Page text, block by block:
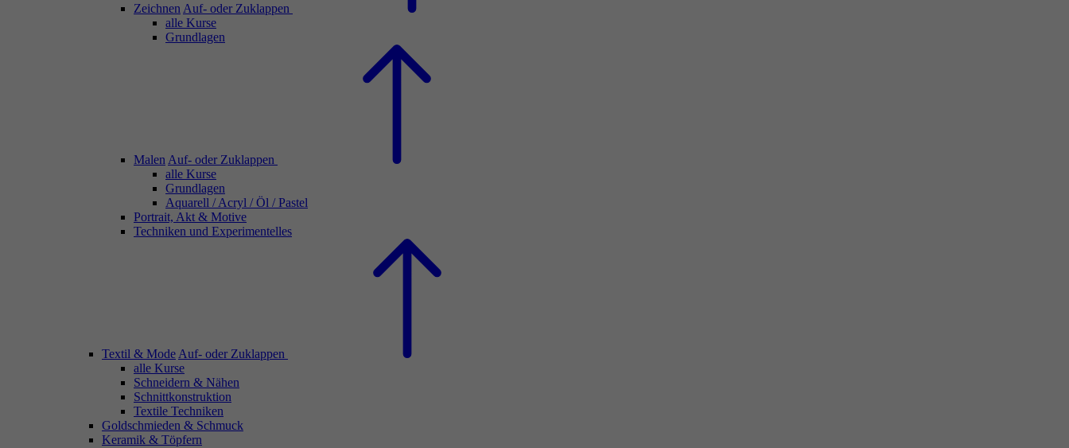
Zeichnen Auf- oder Zuklappen
alle Kurse
Grundlagen
Malen Auf- oder Zuklappen
alle Kurse
Grundlagen
Aquarell / Acryl / Öl / Pastel
Portrait, Akt & Motive
Techniken und Experimentelles
Textil & Mode Auf- oder Zuklappen
alle Kurse
Schneidern & Nähen
Schnittkonstruktion
Textile Techniken
Goldschmieden & Schmuck
Keramik & Töpfern